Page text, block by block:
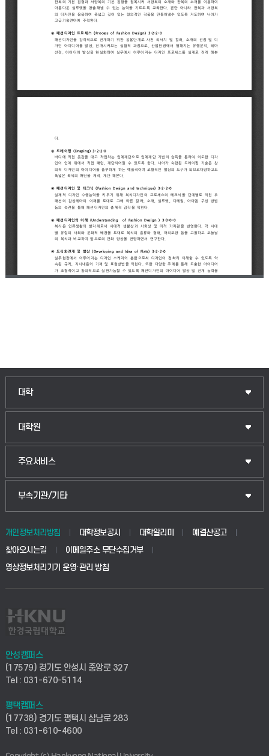
대학
인문융합공공인재학부
법경영학부
생명공학부
사회안전시스템공학부
컴퓨터응용수학부
ICT로봇기계공학부
전자전기공학부
대학원
일반대학원
산업대학원
공공정책대학원
교육대학원
주요서비스
입학안내
웹메일
학사시스템(전문학사 및 전공심화)
사이버캠퍼스(전문학사 및 전공심화)
시설바로처리서비스
연구실안전관리시스템
산학연구관리시스템
부속기관/기타
중앙도서관
학생생활관(안성)
산학협력단
취업지원센터
창업지원센터
현장실습지원센터
개인정보처리방침 대학정보공시 대학알리미
예결산공고
찾아오시는길
이메일주소 무단수집거부
영상정보처리기기 운영·관리 방침
안성캠퍼스
(17579) 경기도 안성시 중앙로 327
Tel : 031-670-5114
평택캠퍼스
(17738) 경기도 평택시 삼남로 283
Tel : 031-610-4600